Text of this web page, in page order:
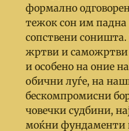
формално
тежок сон им падна
сопствени соништа.
жртви и саможртви
и особено на оние
обични луѓе, на
бескомпромисни
човечки судбини,
моќни фундаменти